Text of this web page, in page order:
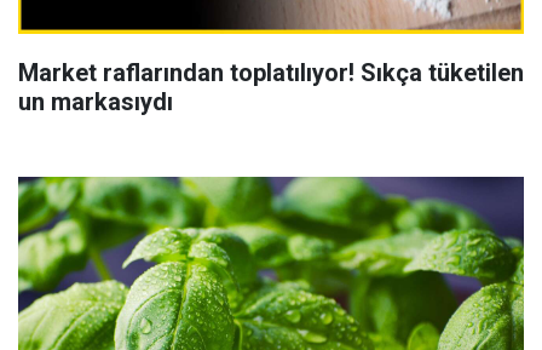
Market raflarından toplatılıyor! Sıkça tüketilen
un markasıydı